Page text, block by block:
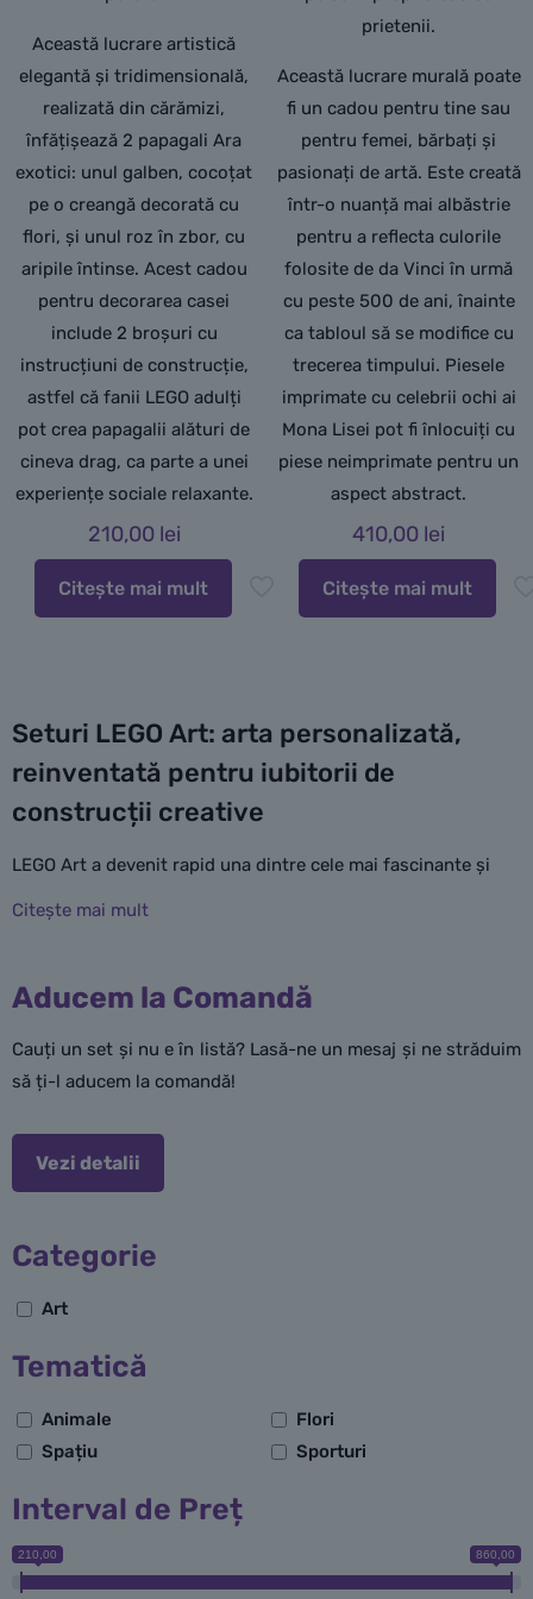
Această lucrare artistică
elegantă și tridimensională,
realizată din cărămizi,
înfățișează 2 papagali Ara
exotici: unul galben, cocoțat
pe o creangă decorată cu
flori, și unul roz în zbor, cu
aripile întinse. Acest cadou
pentru decorarea casei
include 2 broșuri cu
instrucțiuni de construcție,
astfel că fanii LEGO adulți
pot crea papagalii alături de
cineva drag, ca parte a unei
experiențe sociale relaxante.
210,00 lei
Citește mai mult
prietenii.
Această lucrare murală poate
fi un cadou pentru tine sau
pentru femei, bărbați și
pasionați de artă. Este creată
într-o nuanță mai albăstrie
pentru a reflecta culorile
folosite de da Vinci în urmă
cu peste 500 de ani, înainte
ca tabloul să se modifice cu
trecerea timpului. Piesele
imprimate cu celebrii ochi ai
Mona Lisei pot fi înlocuiți cu
piese neimprimate pentru un
aspect abstract.
410,00 lei
Citește mai mult
Seturi LEGO Art: arta personalizată,
reinventată pentru iubitorii de
construcții creative
LEGO Art a devenit rapid una dintre cele mai fascinante și
relaxante, transformând piesele clasice LEGO în opere de
casei sau biroului.
portrete iconice ale celebrităților, personaje din filme și benzi
desenate, simboluri culturale sau modele abstracte.
cu adevărat spectaculos.
În acest articol detaliat, vom analiza pe larg ce sunt seturile
LEGO Art, care sunt cele mai populare și apreciate modele, ce
tipuri de produse există, cât de rezistente sunt, ce trebuie să
ai în vedere când faci o achiziție, ce beneficii oferă, cum se
utilizează și întrețin corect, precum și detalii despre
Ce sunt seturile LEGO Art
Seturile LEGO Art sunt o combinație inedită între
Aducem la Comandă
Cauți un set și nu e în listă? Lasă-ne un mesaj și ne străduim
să ți-l aducem la comandă!
Vezi detalii
Categorie
Art
Tematică
Animale
Flori
Spațiu
Sporturi
Interval de Preț
210,00 860,00